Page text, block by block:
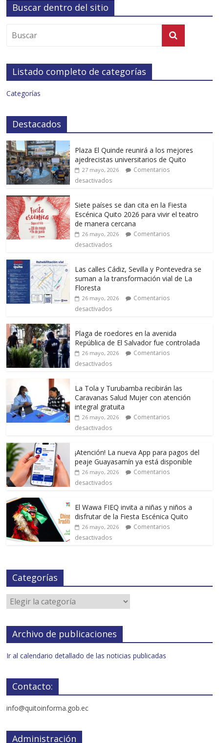
Buscar dentro del sitio
Listado completo de categorías
Categorías
Destacados
Plaza El Quinde reunirá a los mejores
ajedrecistas universitarios de Quito
27 mayo, 2026
Comentarios
desactivados
Siete países se dan cita en la Fiesta
Escénica Quito 2026 para vivir el teatro
de manera cercana
26 mayo, 2026
Comentarios
desactivados
Las calles Cádiz, Sevilla y Pontevedra se
suman a la transformación vial de La
Floresta
26 mayo, 2026
Comentarios
desactivados
Plaga de roedores en la avenida
República de El Salvador fue controlada
26 mayo, 2026
Comentarios
desactivados
La Tola y Turubamba recibirán las
Caravanas Salud Mujer con atención
integral gratuita
26 mayo, 2026
Comentarios
desactivados
¡Atención! La nueva App para pagos del
peaje Guayasamín ya está disponible
26 mayo, 2026
Comentarios
desactivados
El Wawa FIEQ invita a niñas y niños a
disfrutar de la Fiesta Escénica Quito
26 mayo, 2026
Comentarios
desactivados
Categorías
Archivo de publicaciones
Ir al calendario detallado de las noticias publicadas
Contacto:
info@quitoinforma.gob.ec
Administración